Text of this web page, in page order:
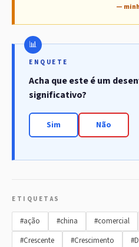
—
ENQUETE
Acha que este é um
significativo?
Sim Não
ETIQUETAS
#ação #china #comercial
#Crescente
#Crescimento